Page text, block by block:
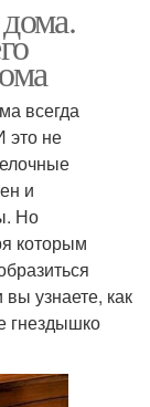
всегда
это не
и
Но
которым
узнаете, как
гнездышко